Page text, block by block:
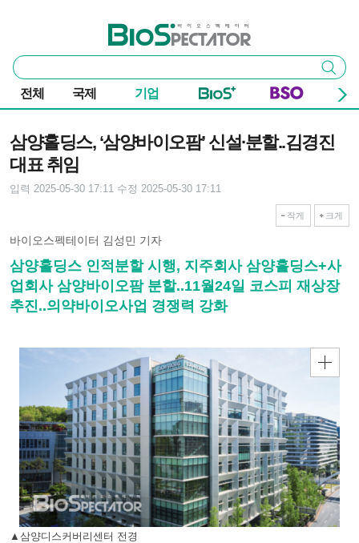
바이오스펙테이터
통
합
검
색
검색
전체 국제 기업
삼양홀딩스, ‘삼양바이오팜’ 신설∙분할..김경진
대표 취임
입력 2025-05-30 17:11 수정 2025-05-30 17:11
작게 크게
바이오스펙테이터 김성민 기자
삼양홀딩스 인적분할 시행, 지주회사 삼양홀딩스+사
업회사 삼양바이오팜 분할..11월24일 코스피 재상장
추진..의약바이오사업 경쟁력 강화
▲삼양디스커버리센터 전경